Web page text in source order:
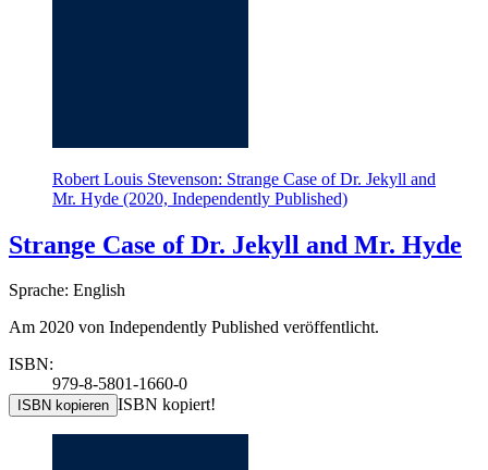
Robert Louis Stevenson: Strange Case of Dr. Jekyll and
Mr. Hyde (2020, Independently Published)
Strange Case of Dr. Jekyll and Mr. Hyde
Sprache: English
Am 2020 von Independently Published veröffentlicht.
ISBN:
979-8-5801-1660-0
ISBN kopieren ISBN kopiert!